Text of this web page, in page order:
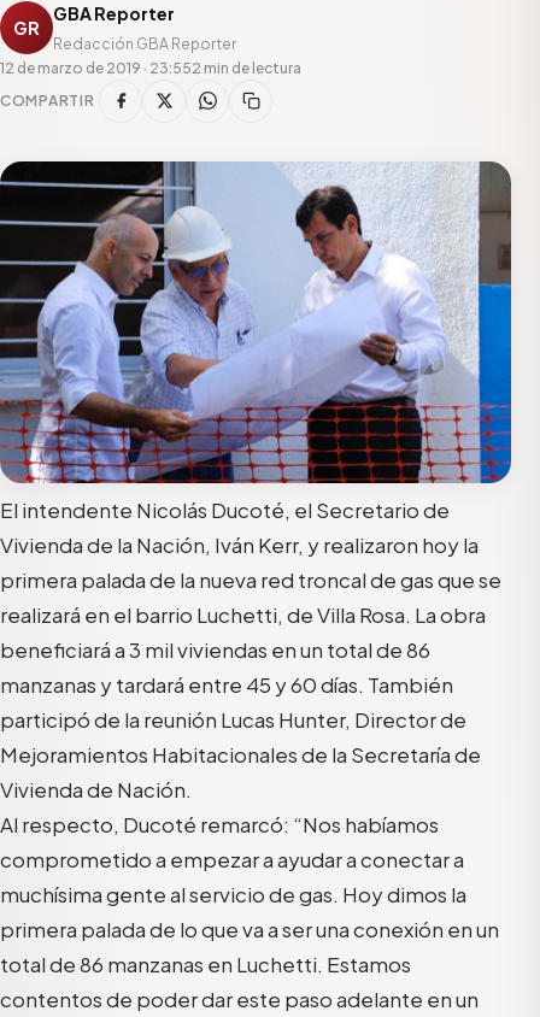
GR
GBA Reporter
Redacción GBA Reporter
12 de marzo de 2019 · 23:552 min de lectura
COMPARTIR
El intendente Nicolás Ducoté, el Secretario de
Vivienda de la Nación, Iván Kerr, y realizaron hoy la
primera palada de la nueva red troncal de gas que se
realizará en el barrio Luchetti, de Villa Rosa. La obra
beneficiará a 3 mil viviendas en un total de 86
manzanas y tardará entre 45 y 60 días. También
participó de la reunión Lucas Hunter, Director de
Mejoramientos Habitacionales de la Secretaría de
Vivienda de Nación.
Al respecto, Ducoté remarcó: “Nos habíamos
comprometido a empezar a ayudar a conectar a
muchísima gente al servicio de gas. Hoy dimos la
primera palada de lo que va a ser una conexión en un
total de 86 manzanas en Luchetti. Estamos
contentos de poder dar este paso adelante en un